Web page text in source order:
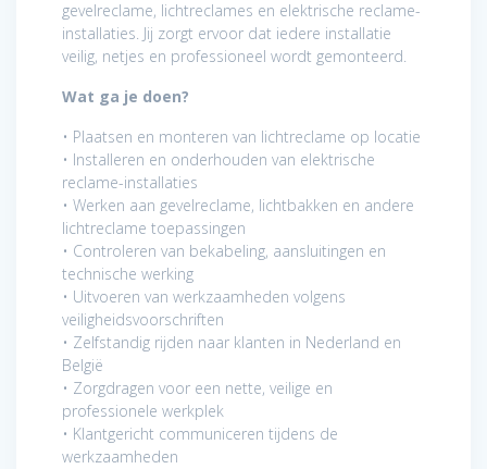
gevelreclame, lichtreclames en elektrische reclame-
installaties. Jij zorgt ervoor dat iedere installatie
veilig, netjes en professioneel wordt gemonteerd.
Wat ga je doen?
• Plaatsen en monteren van lichtreclame op locatie
• Installeren en onderhouden van elektrische
reclame-installaties
• Werken aan gevelreclame, lichtbakken en andere
lichtreclame toepassingen
• Controleren van bekabeling, aansluitingen en
technische werking
• Uitvoeren van werkzaamheden volgens
veiligheidsvoorschriften
• Zelfstandig rijden naar klanten in Nederland en
België
• Zorgdragen voor een nette, veilige en
professionele werkplek
• Klantgericht communiceren tijdens de
werkzaamheden